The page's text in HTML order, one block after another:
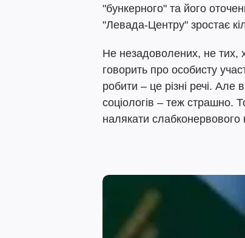
"бункерного" та його
"Левада-Центру" зростає
Не незадоволених, не тих,
говорить про особисту
робити – це різні речі. Але
соціологів – теж страшно.
налякати слабконервового